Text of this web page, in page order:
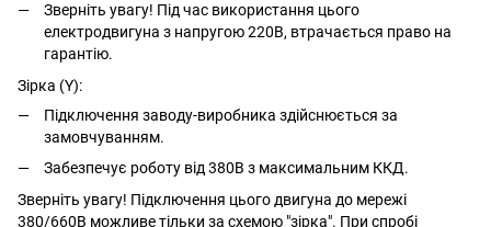
Зверніть увагу! Під час використання цього
електродвигуна з напругою 220В, втрачається право на
гарантію.
Зірка (Y):
Підключення заводу-виробника здійснюється за
замовчуванням.
Забезпечує роботу від 380В з максимальним ККД.
Зверніть увагу! Підключення цього двигуна до мережі
380/660В можливе тільки за схемою "зірка". При спробі